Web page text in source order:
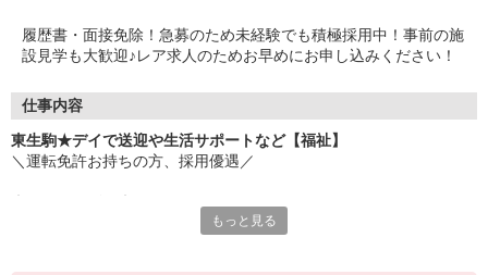
履歴書・面接免除！急募のため未経験でも積極採用中！事前の施
設見学も大歓迎♪レア求人のためお早めにお申し込みください！
仕事内容
東生駒★デイで送迎や生活サポートなど【福祉】
＼運転免許お持ちの方、採用優遇／
・利用者様のご自宅へのお迎えもっと見る